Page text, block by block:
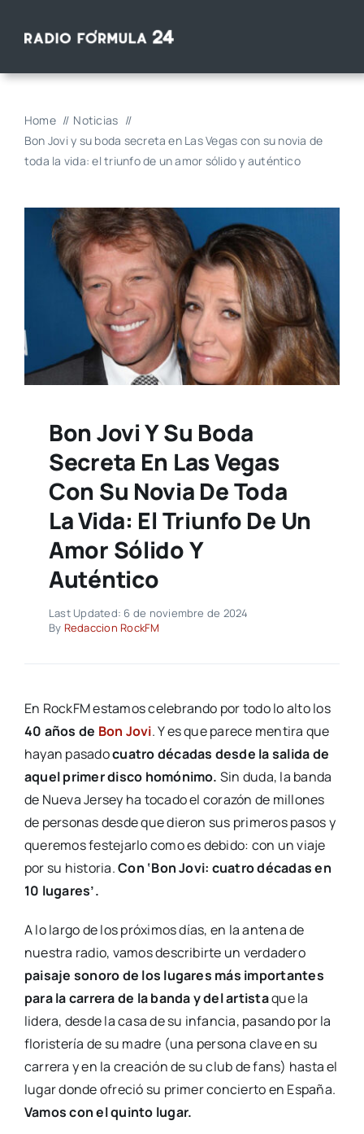
Home
Noticias
Bon Jovi y su boda secreta en Las Vegas con su novia de
toda la vida: el triunfo de un amor sólido y auténtico
Bon Jovi Y Su Boda
Secreta En Las Vegas
Con Su Novia De Toda
La Vida: El Triunfo De Un
Amor Sólido Y
Auténtico
Last Updated: 6 de noviembre de 2024
By Redaccion RockFM
En RockFM estamos celebrando por todo lo alto los
40 años de Bon Jovi. Y es que parece mentira que
hayan pasadocuatro décadas desde la salida de
aquel primer disco homónimo. Sin duda, la banda
de Nueva Jersey ha tocado el corazón de millones
de personas desde que dieron sus primeros pasos y
queremos festejarlo como es debido: con un viaje
por su historia.Con ‘Bon Jovi: cuatro décadas en
10 lugares’.
A lo largo de los próximos días, en la antena de
nuestra radio, vamos describirte un verdadero
paisaje sonoro de los lugares más importantes
para la carrera de la banda y del artistaque la
lidera, desde la casa de su infancia, pasando por la
floristería de su madre (una persona clave en su
carrera y en la creación de su club de fans) hasta el
lugar donde ofreció su primer concierto en España.
Vamos con el quinto lugar.